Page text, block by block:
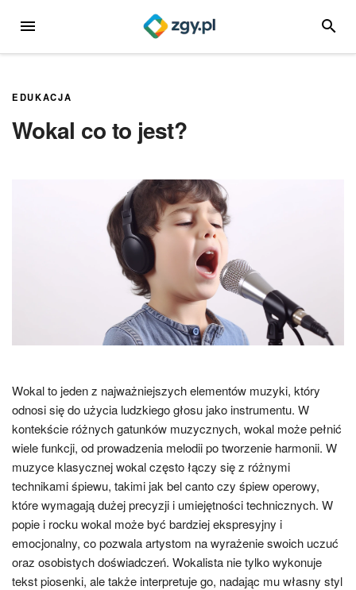
MENU
EDUKACJA
Wokal co to jest?
Wokal to jeden z najważniejszych elementów muzyki, który
odnosi się do użycia ludzkiego głosu jako instrumentu. W
kontekście różnych gatunków muzycznych, wokal może pełnić
wiele funkcji, od prowadzenia melodii po tworzenie harmonii. W
muzyce klasycznej wokal często łączy się z różnymi
technikami śpiewu, takimi jak bel canto czy śpiew operowy,
które wymagają dużej precyzji i umiejętności technicznych. W
popie i rocku wokal może być bardziej ekspresyjny i
emocjonalny, co pozwala artystom na wyrażenie swoich uczuć
oraz osobistych doświadczeń. Wokalista nie tylko wykonuje
tekst piosenki, ale także interpretuje go, nadając mu własny styl